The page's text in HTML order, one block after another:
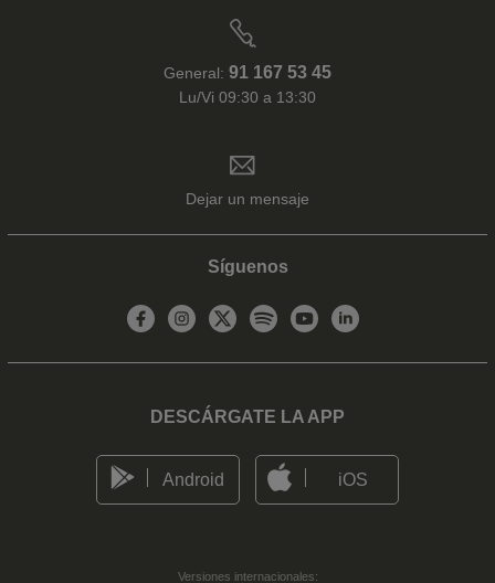
General: 91 167 53 45
Lu/Vi 09:30 a 13:30
Dejar un mensaje
Síguenos
DESCÁRGATE LA APP
Android iOS
Versiones internacionales: